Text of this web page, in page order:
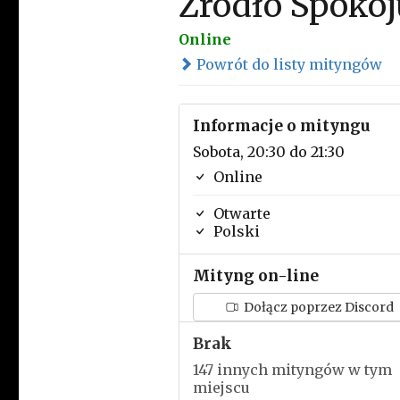
Online
Powrót do listy mityngów
Informacje o mityngu
Sobota, 20:30 do 21:30
Online
Otwarte
Polski
Mityng on-line
Dołącz poprzez Discord
Brak
147 innych mityngów w tym
miejscu